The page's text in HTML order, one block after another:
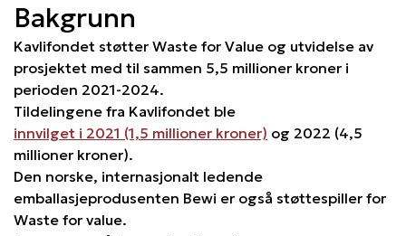
Bakgrunn
Kavlifondet støtter Waste for Value og utvidelse av
prosjektet med til sammen 5,5 millioner kroner i
perioden 2021-2024.
Tildelingene fra Kavlifondet ble
innvilget i 2021 (1,5 millioner kroner) og 2022 (4,5
millioner kroner).
Den norske, internasjonalt ledende
emballasjeprodusenten Bewi er også støttespiller for
Waste for value.